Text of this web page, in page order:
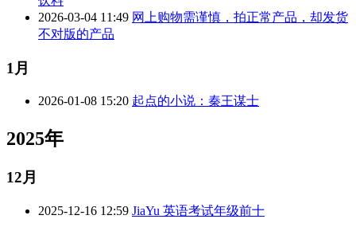
2026-03-04 11:49 网上购物需谨慎，拍正常产品，却发货
不对版的产品
1月
2026-01-08 15:20 起点的小说：秦王谋士
2025年
12月
2025-12-16 12:59 JiaYu 英语考试年级前十